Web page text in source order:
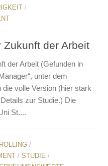
/
Zukunft der Arbeit
der Arbeit (Gefunden in
unter dem
die volle Version (hier stark
zur Studie.) Die
St....
/
/ STUDIE /